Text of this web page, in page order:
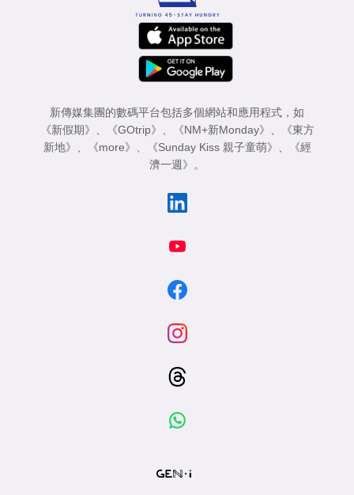
新傳媒集團的數碼平台包括多個網站和應用程式，如
《新假期》
《GOtrip》 《NM+新Monday》
《東方
新地》
《more》 《Sunday Kiss 親子童萌》
《經
濟一週》
。